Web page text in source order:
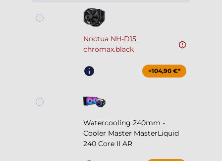
Noctua NH-D15
chromax.black
+104,90 €*
Watercooling 240mm -
Cooler Master MasterLiquid
240 Core II AR